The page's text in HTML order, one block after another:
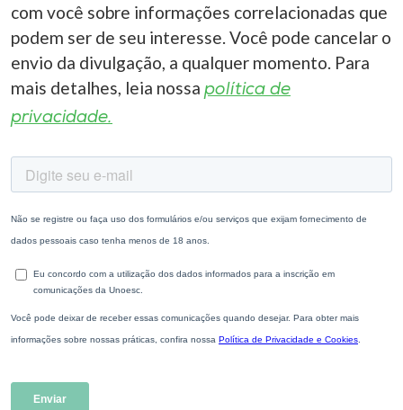
com você sobre informações correlacionadas que
podem ser de seu interesse. Você pode cancelar o
envio da divulgação, a qualquer momento. Para
mais detalhes, leia nossa política de
privacidade.